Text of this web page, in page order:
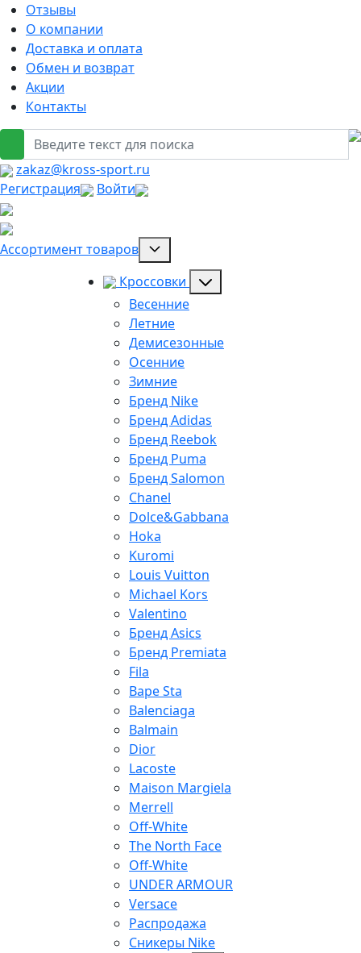
Отзывы
О компании
Доставка и оплата
Обмен и возврат
Акции
Контакты
zakaz@kross-sport.ru
Регистрация
Войти
Ассортимент товаров
Кроссовки
Весенние
Летние
Демисезонные
Осенние
Зимние
Бренд Nike
Бренд Adidas
Бренд Reebok
Бренд Puma
Бренд Salomon
Chanel
Dolce&Gabbana
Hoka
Kuromi
Louis Vuitton
Michael Kors
Valentino
Бренд Asics
Бренд Premiata
Fila
Bape Sta
Balenciaga
Balmain
Dior
Lacoste
Maison Margiela
Merrell
Off-White
The North Face
Off-White
UNDER ARMOUR
Versace
Распродажа
Сникеры Nike